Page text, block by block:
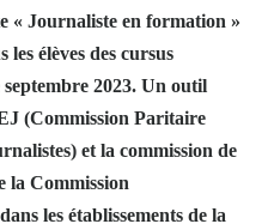
« Journaliste en formation »
élèves des cursus
2023. Un outil
(Commission Paritaire
et la commission de
la Commission
les établissements de la